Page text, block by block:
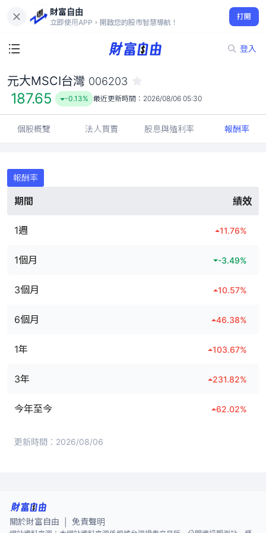
財富自由
立即使用APP，開啟您的股市智慧導航！
打開
登入
187.65
-0.13%
元大MSCI台灣 006203
187.65 -0.13% 最近更新時間： 2026/08/06 05:30
個股概覽 法人買賣 股息與殖利率 報酬率
報酬率
期間 績效
1週 11.76%
1個月 -3.49%
3個月 10.57%
6個月 46.38%
1年 103.67%
3年 231.82%
今年至今 62.02%
更新時間： 2026/08/06
關於財富自由 免責聲明